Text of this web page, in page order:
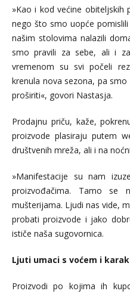
»Kao i kod većine
nego što smo uopće
našim stolovima nalazili
smo pravili za sebe, ali i
vremenom su svi počeli
krenula nova sezona, pa
proširiti«, govori Nastasja.
Prodajnu priču, kaže,
proizvode plasiraju putem
društvenih mreža, ali i na
»Manifestacije su nam
proizvođačima. Tamo se
mušterijama. Ljudi nas vide,
probati proizvode i jako
ističe naša sugovornica.
Ljuti umaci s voćem i
Proizvodi po kojima ih